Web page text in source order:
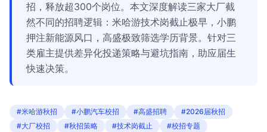
招，释放超300个岗位。本文深度解读三家大厂截
然不同的招聘逻辑：米哈游技术岗截止极早，小鹏
押注新能源风口，高盛极致筛选学历背景。针对三
类雇主提供差异化投递策略与避坑指南，助应届生
快速决策。
#米哈游秋招 #小鹏汽车校招 #高盛招聘
#2026届秋招
#大厂校招
#秋招策略 #技术岗截止 #校招专题